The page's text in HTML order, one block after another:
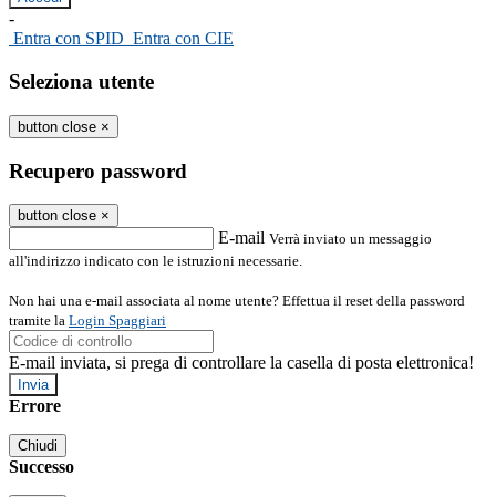
-
Entra con SPID Entra con CIE
Seleziona utente
button close ×
Recupero password
button close ×
E-mail Verrà inviato un messaggio
all'indirizzo indicato con le istruzioni necessarie.
Non hai una e-mail associata al nome utente? Effettua il reset della password
tramite la Login Spaggiari
E-mail inviata, si prega di controllare la casella di posta elettronica!
Errore
Chiudi
Successo